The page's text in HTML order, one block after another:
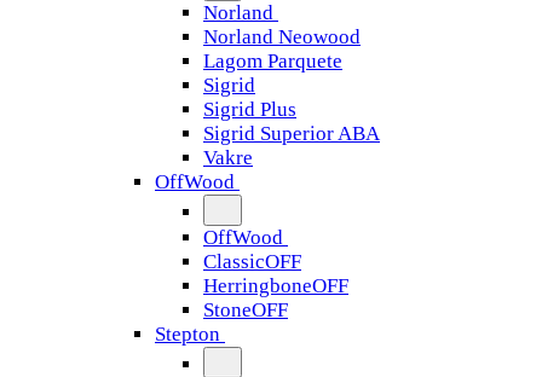
Norland
Norland Neowood
Lagom Parquete
Sigrid
Sigrid Plus
Sigrid Superior ABA
Vakre
OffWood
OffWood
ClassicOFF
HerringboneOFF
StoneOFF
Stepton